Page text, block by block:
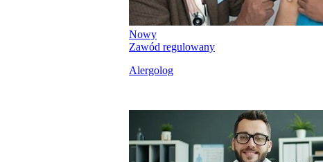
Nowy
Zawód regulowany
Alergolog